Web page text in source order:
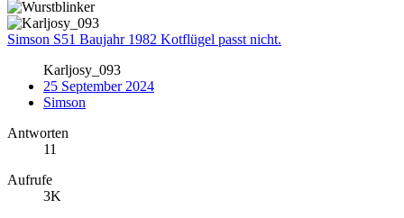
Simson S51 Baujahr 1982 Kotflügel passt nicht.
Karljosy_093
25 September 2024
Simson
Antworten
11
Aufrufe
3K